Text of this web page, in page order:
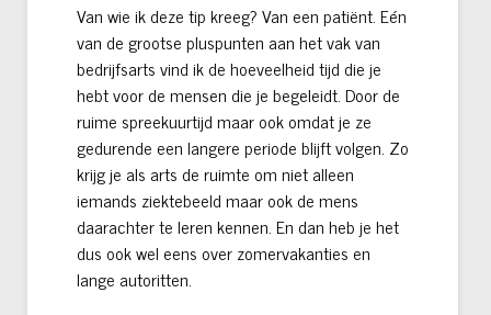
Van wie ik deze tip kreeg? Van een patiënt. Eén
van de grootse pluspunten aan het vak van
bedrijfsarts vind ik de hoeveelheid tijd die je
hebt voor de mensen die je begeleidt. Door de
ruime spreekuurtijd maar ook omdat je ze
gedurende een langere periode blijft volgen. Zo
krijg je als arts de ruimte om niet alleen
iemands ziektebeeld maar ook de mens
daarachter te leren kennen. En dan heb je het
dus ook wel eens over zomervakanties en
lange autoritten.